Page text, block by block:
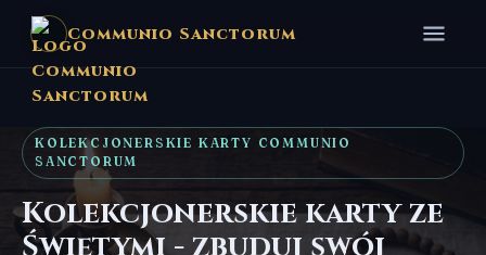
Communio Sanctorum
KOLEKCJONERSKIE KARTY COMMUNIO
SANCTORUM
Kolekcjonerskie karty ze
Świętymi - zbuduj swój